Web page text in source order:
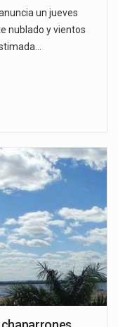
un jueves
nublado y vientos